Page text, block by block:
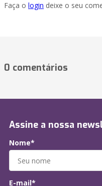
Faça o login deixe o seu
0 comentários
Assine a nossa
Nome*
E-mail*